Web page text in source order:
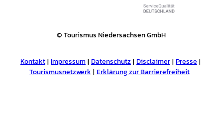
© Tourismus Niedersachsen GmbH
Kontakt Impressum Datenschutz Disclaimer Presse
Tourismusnetzwerk Erklärung zur Barrierefreiheit